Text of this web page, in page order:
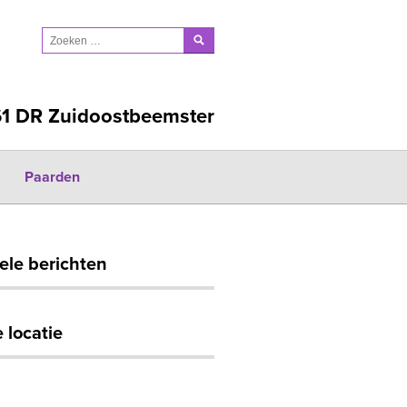
DR Zuidoostbeemster
Paarden
berichten
locatie